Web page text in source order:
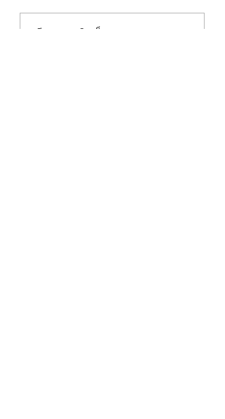
กลยุทธ์การลงทุนในหุ้น
เขียนความคิดเห็น…